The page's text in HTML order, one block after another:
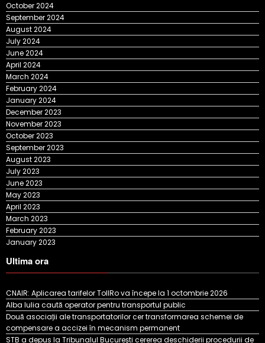
October 2024
September 2024
August 2024
July 2024
June 2024
April 2024
March 2024
February 2024
January 2024
December 2023
November 2023
October 2023
September 2023
August 2023
July 2023
June 2023
May 2023
April 2023
March 2023
February 2023
January 2023
Ultima ora
CNAIR: Aplicarea tarifelor TollRo va începe la 1 octombrie 2026
Alba Iulia caută operator pentru transportul public
Două asociații ale transportatorilor cer transformarea schemei de
compensare a accizei în mecanism permanent
STB a depus la Tribunalul București cererea deschiderii procedurii de